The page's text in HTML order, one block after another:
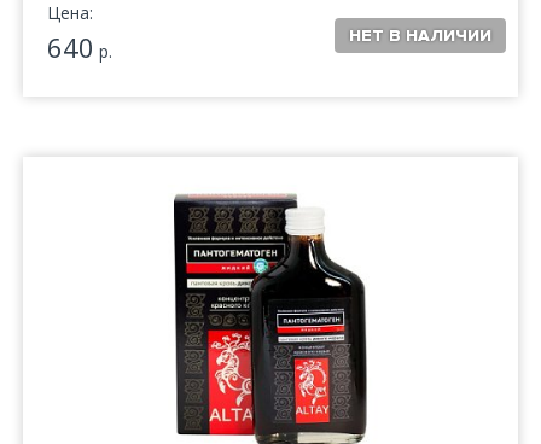
Цена:
640 р.